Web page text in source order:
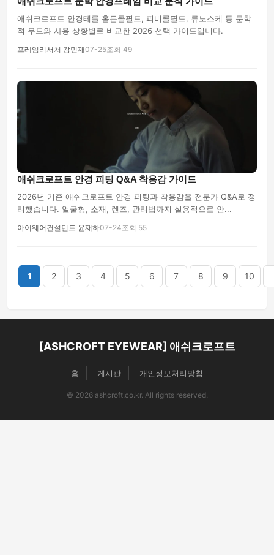
애쉬크로프트 안경테를 홀든콜필드, 피비콜필드, 류노스케 등 문학
적 무드와 사용 상황별로 비교한 2026 선택 가이드입니다.
프레임리서처 강민재07-25조회 49
애쉬크로프트 안경 피팅 Q&A 착용감 가이드
2026년 기준 애쉬크로프트 안경 피팅과 착용감을 전문가 Q&A로 정
리했습니다. 얼굴형, 소재, 렌즈, 관리법까지 실용적으로 안...
아이웨어컨설턴트 윤재하07-24조회 55
1 2 3 4 5 6 7 8 9 10
[ASHCROFT EYEWEAR] 애쉬크로프트
홈 게시판 개인정보처리방침
© 2026 ashcroft.co.kr. All rights reserved.